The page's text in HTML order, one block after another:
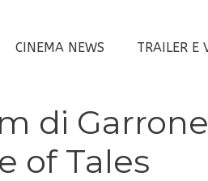
CINEMA NEWS TRAILER E
di
of Tales